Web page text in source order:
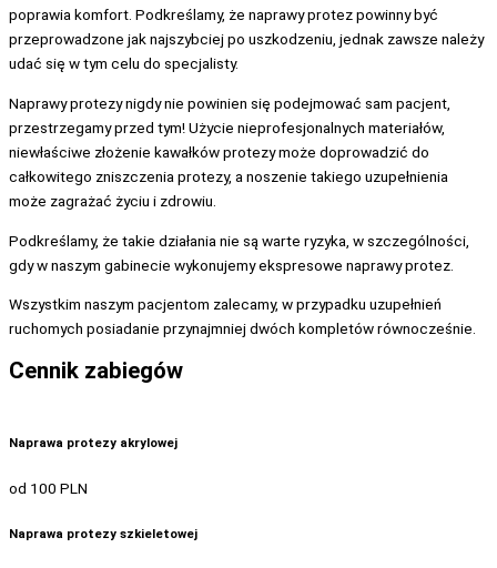
poprawia komfort. Podkreślamy, że naprawy protez powinny być
przeprowadzone jak najszybciej po uszkodzeniu, jednak zawsze należy
udać się w tym celu do specjalisty.
Naprawy protezy nigdy nie powinien się podejmować sam pacjent,
przestrzegamy przed tym! Użycie nieprofesjonalnych materiałów,
niewłaściwe złożenie kawałków protezy może doprowadzić do
całkowitego zniszczenia protezy, a noszenie takiego uzupełnienia
może zagrażać życiu i zdrowiu.
Podkreślamy, że takie działania nie są warte ryzyka, w szczególności,
gdy w naszym gabinecie wykonujemy ekspresowe naprawy protez.
Wszystkim naszym pacjentom zalecamy, w przypadku uzupełnień
ruchomych posiadanie przynajmniej dwóch kompletów równocześnie.
Cennik zabiegów
Naprawa protezy akrylowej
od 100 PLN
Naprawa protezy szkieletowej